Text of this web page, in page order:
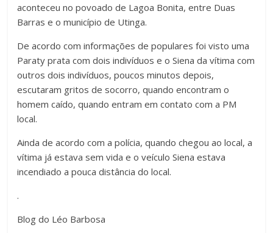
aconteceu no povoado de Lagoa Bonita, entre Duas
Barras e o município de Utinga.
De acordo com informações de populares foi visto uma
Paraty prata com dois indivíduos e o Siena da vítima com
outros dois indivíduos, poucos minutos depois,
escutaram gritos de socorro, quando encontram o
homem caído, quando entram em contato com a PM
local.
Ainda de acordo com a polícia, quando chegou ao local, a
vítima já estava sem vida e o veículo Siena estava
incendiado a pouca distância do local.
.
Blog do Léo Barbosa